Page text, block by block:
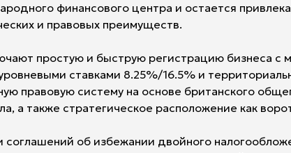
финансового центра и остается
и правовых преимуществ.
простую и быструю регистрацию бизнеса с
ставками 8.25%/16.5% и
правовую систему на основе британского
а также стратегическое расположение как
соглашений об избежании двойного